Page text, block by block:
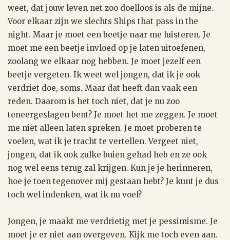
weet, dat jouw leven net zoo doelloos is als de mijne.
Voor elkaar zijn we slechts Ships that pass in the
night. Maar je moet een beetje naar me luisteren. Je
moet me een beetje invloed op je laten uitoefenen,
zoolang we elkaar nog hebben. Je moet jezelf een
beetje vergeten. Ik weet wel jongen, dat ik je ook
verdriet doe, soms. Maar dat heeft dan vaak een
reden. Daarom is het toch niet, dat je nu zoo
teneergeslagen bent? Je moet het me zeggen. Je moet
me niet alleen laten spreken. Je moet proberen te
voelen, wat ik je tracht te vertellen. Vergeet niet,
jongen, dat ik ook zulke buien gehad heb en ze ook
nog wel eens terug zal krijgen. Kun je je herinneren,
hoe je toen tegenover mij gestaan hebt? Je kunt je dus
toch wel indenken, wat ik nu voel?
Jongen, je maakt me verdrietig met je pessimisme. Je
moet je er niet aan overgeven. Kijk me toch even aan.